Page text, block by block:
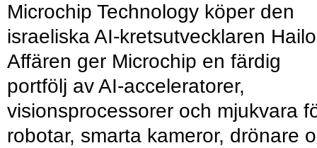
Microchip Technology köper den
israeliska AI-kretsutvecklaren
Affären ger Microchip en färdig
portfölj av AI-acceleratorer,
visionsprocessorer och mjukvara
robotar, smarta kameror, drönare